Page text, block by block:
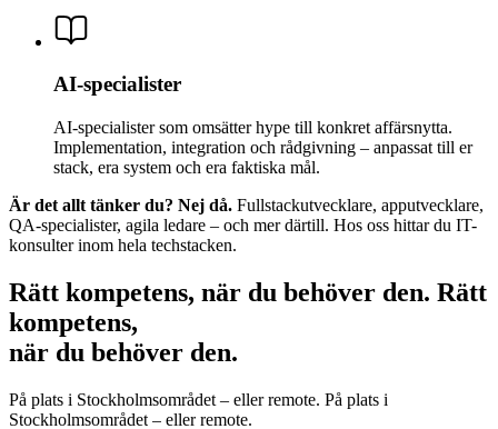
AI-specialister
AI-specialister som omsätter hype till konkret affärsnytta.
Implementation, integration och rådgivning – anpassat till er
stack, era system och era faktiska mål.
Är det allt tänker du? Nej då. Fullstackutvecklare, apputvecklare,
QA-specialister, agila ledare – och mer därtill. Hos oss hittar du IT-
konsulter inom hela techstacken.
Rätt kompetens, när du behöver den. Rätt
kompetens,
när du behöver den.
På plats i Stockholmsområdet – eller remote. På plats i
Stockholmsområdet – eller remote.